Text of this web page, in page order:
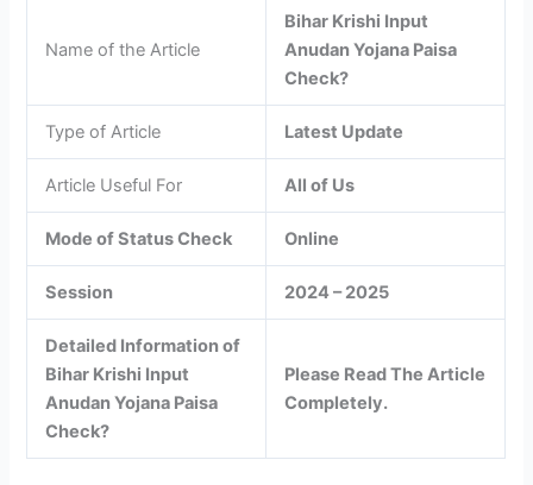
Name of the Article
Bihar Krishi Input
Anudan Yojana Paisa
Check?
Type of Article Latest Update
Article Useful For All of Us
Mode of Status Check Online
Session 2024 – 2025
Detailed Information of
Bihar Krishi Input
Anudan Yojana Paisa
Check?
Please Read The Article
Completely.